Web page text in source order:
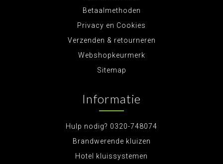
Betaalmethoden
Privacy en Cookies
Verzenden & retourneren
Webshopkeurmerk
Sitemap
Informatie
Hulp nodig? 0320-748074
Brandwerende kluizen
Hotel kluissystemen